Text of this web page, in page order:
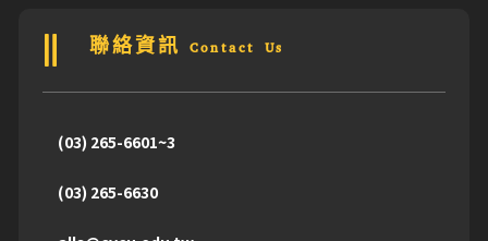
聯絡資訊 Contact Us
(03) 265-6601~3
(03) 265-6630